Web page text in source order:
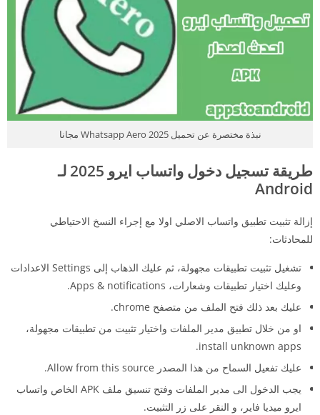
نبذة مختصرة عن تحميل 2025 Whatsapp Aero مجانا
طريقة تسجيل دخول واتساب ايرو 2025 لـ
Android
إزالة تثبيت تطبيق واتساب الاصلي اولا مع إجراء النسخ الاحتياطي
للمحادثات:
تشغيل تثبيت تطبيقات مجهولة، ثم عليك الذهاب إلى Settings الاعدادات
وعليك اختيار تطبيقات وشعارات، Apps & notifications.
عليك بعد ذلك فتح الملف من متصفح chrome.
او من خلال تطبيق مدير الملفات واختيار تثبيت من تطبيقات مجهولة،
install unknown apps.
عليك تفعيل السماح من هذا المصدر Allow from this source.
يجب الدخول الى مدير الملفات وفتح تنسيق ملف APK الخاص واتساب
ايرو ميديا فاير، و النقر على زر التثبيت.